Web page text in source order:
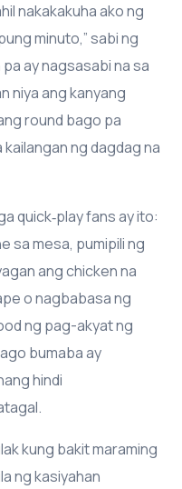
nakakakuha ako ng
minuto,” sabi ng
ay nagsasabi na sa
niya ang kanyang
round bago pa
ng dagdag na
quick‑play fans ay ito:
sa mesa, pumipili ng
ang chicken na
o nagbabasa ng
ng pag-akyat ng
bumaba ay
hindi
kung bakit maraming
ng kasiyahan